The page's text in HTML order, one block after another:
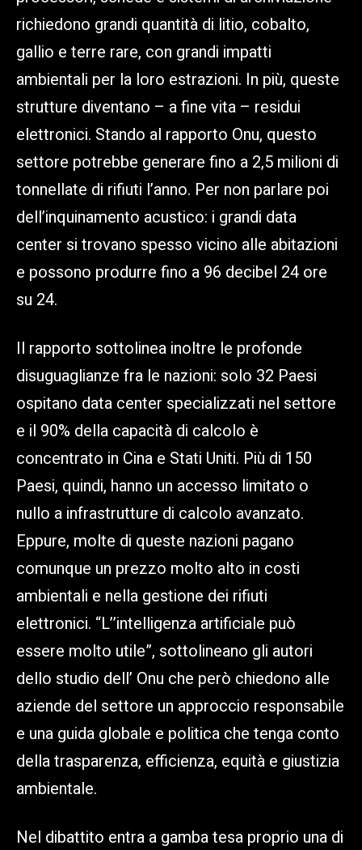
richiedono grandi quantità di litio, cobalto,
gallio e terre rare, con grandi impatti
ambientali per la loro estrazioni. In più, queste
strutture diventano – a fine vita – residui
elettronici. Stando al rapporto Onu, questo
settore potrebbe generare fino a 2,5 milioni di
tonnellate di rifiuti l’anno. Per non parlare poi
dell’inquinamento acustico: i grandi data
center si trovano spesso vicino alle abitazioni
e possono produrre fino a 96 decibel 24 ore
su 24.
Il rapporto sottolinea inoltre le profonde
disuguaglianze fra le nazioni: solo 32 Paesi
ospitano data center specializzati nel settore
e il 90% della capacità di calcolo è
concentrato in Cina e Stati Uniti. Più di 150
Paesi, quindi, hanno un accesso limitato o
nullo a infrastrutture di calcolo avanzato.
Eppure, molte di queste nazioni pagano
comunque un prezzo molto alto in costi
ambientali e nella gestione dei rifiuti
elettronici. “L’’intelligenza artificiale può
essere molto utile”, sottolineano gli autori
dello studio dell’ Onu che però chiedono alle
aziende del settore un approccio responsabile
e una guida globale e politica che tenga conto
della trasparenza, efficienza, equità e giustizia
ambientale.
Nel dibattito entra a gamba tesa proprio una di